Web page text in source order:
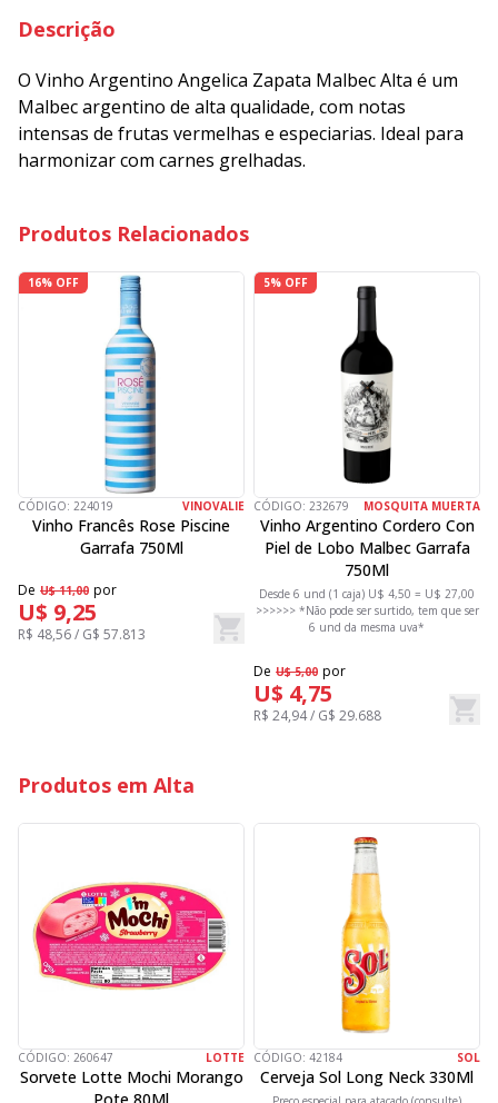
Descrição
O Vinho Argentino Angelica Zapata Malbec Alta é um
Malbec argentino de alta qualidade, com notas
intensas de frutas vermelhas e especiarias. Ideal para
harmonizar com carnes grelhadas.
Produtos Relacionados
16% OFF
CÓDIGO: 224019 VINOVALIE
Vinho Francês Rose Piscine
Garrafa 750Ml
De U$ 11,00 por
U$ 9,25
R$ 48,56 / G$ 57.813
5% OFF
CÓDIGO: 232679 MOSQUITA MUERTA
Vinho Argentino Cordero Con
Piel de Lobo Malbec Garrafa
750Ml
Desde 6 und (1 caja) U$ 4,50 = U$ 27,00
>>>>>> *Não pode ser surtido, tem que ser
6 und da mesma uva*
De U$ 5,00 por
U$ 4,75
R$ 24,94 / G$ 29.688
Produtos em Alta
CÓDIGO: 260647 LOTTE
Sorvete Lotte Mochi Morango
CÓDIGO: 42184 SOL
Cerveja Sol Long Neck 330Ml